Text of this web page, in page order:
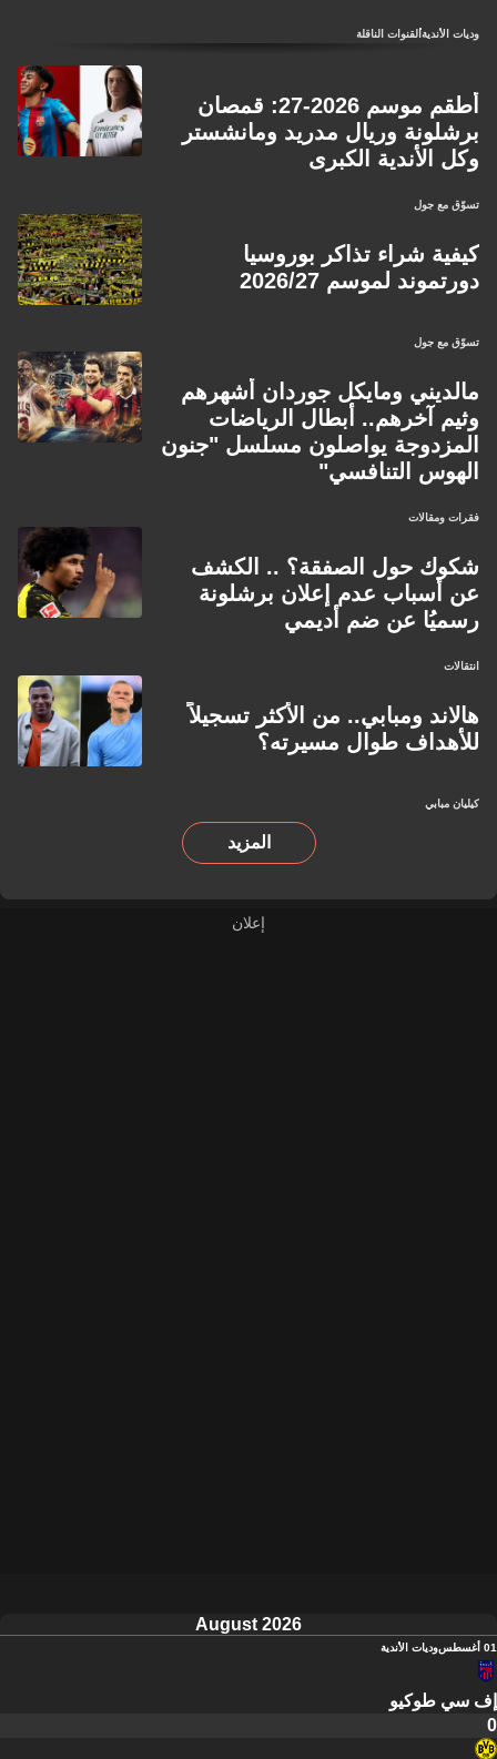
وديات الأنديةالقنوات الناقلة
أطقم موسم 2026-27: قمصان
برشلونة وريال مدريد ومانشستر
وكل الأندية الكبرى
تسوّق مع جول
كيفية شراء تذاكر بوروسيا
دورتموند لموسم 2026/27
تسوّق مع جول
مالديني ومايكل جوردان أشهرهم
وثيم آخرهم.. أبطال الرياضات
المزدوجة يواصلون مسلسل "جنون
الهوس التنافسي"
فقرات ومقالات
شكوك حول الصفقة؟ .. الكشف
عن أسباب عدم إعلان برشلونة
رسميُا عن ضم أديمي
انتقالات
هالاند ومبابي.. من الأكثر تسجيلاً
للأهداف طوال مسيرته؟
كيليان مبابي
المزيد
August 2026
01 أغسطس وديات الأندية
إف سي طوكيو
0